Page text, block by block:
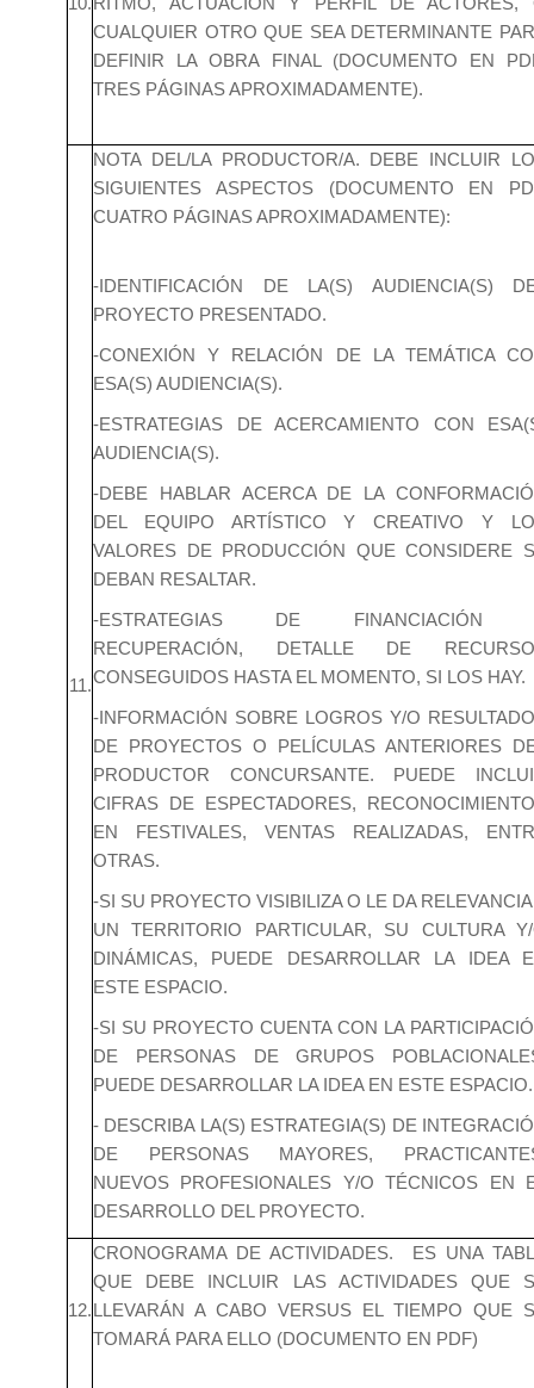
CUALQUIER OTRO QUE SEA DETERMINANTE
DEFINIR LA OBRA FINAL (DOCUMENTO EN
TRES PÁGINAS APROXIMADAMENTE).
11.
NOTA DEL/LA PRODUCTOR/A. DEBE INCLUIR
SIGUIENTES ASPECTOS (DOCUMENTO EN
CUATRO PÁGINAS APROXIMADAMENTE):
-IDENTIFICACIÓN DE LA(S) AUDIENCIA(S)
PROYECTO PRESENTADO.
-CONEXIÓN Y RELACIÓN DE LA TEMÁTICA
ESA(S) AUDIENCIA(S).
-ESTRATEGIAS DE ACERCAMIENTO CON
AUDIENCIA(S).
-DEBE HABLAR ACERCA DE LA
DEL EQUIPO ARTÍSTICO Y CREATIVO Y
VALORES DE PRODUCCIÓN QUE CONSIDERE
DEBAN RESALTAR.
-ESTRATEGIAS DE FINANCIACIÓN
RECUPERACIÓN, DETALLE DE
CONSEGUIDOS HASTA EL MOMENTO, SI LOS HAY.
-INFORMACIÓN SOBRE LOGROS Y/O
DE PROYECTOS O PELÍCULAS ANTERIORES
PRODUCTOR CONCURSANTE. PUEDE
CIFRAS DE ESPECTADORES,
EN FESTIVALES, VENTAS REALIZADAS,
OTRAS.
-SI SU PROYECTO VISIBILIZA O LE DA RELEVANCIA
UN TERRITORIO PARTICULAR, SU CULTURA
DINÁMICAS, PUEDE DESARROLLAR LA IDEA
ESTE ESPACIO.
-SI SU PROYECTO CUENTA CON LA
DE PERSONAS DE GRUPOS
PUEDE DESARROLLAR LA IDEA EN ESTE ESPACIO.
- DESCRIBA LA(S) ESTRATEGIA(S) DE
DE PERSONAS MAYORES,
NUEVOS PROFESIONALES Y/O TÉCNICOS EN
DESARROLLO DEL PROYECTO.
12.
CRONOGRAMA DE ACTIVIDADES. ES UNA
QUE DEBE INCLUIR LAS ACTIVIDADES QUE
LLEVARÁN A CABO VERSUS EL TIEMPO QUE
TOMARÁ PARA ELLO (DOCUMENTO EN PDF)